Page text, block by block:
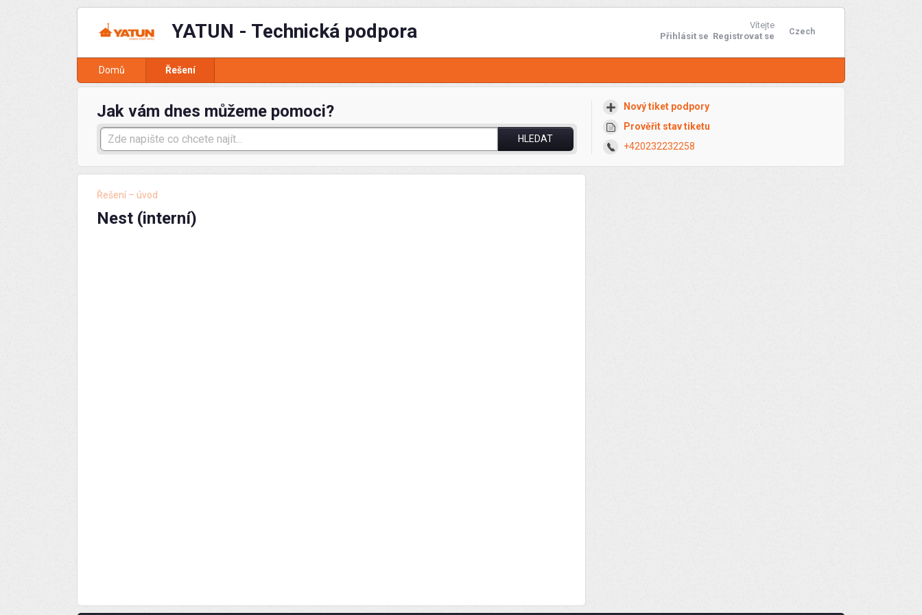
YATUN - Technická podpora Czech
Vítejte
Přihlásit se Registrovat se
Domů Řešení
Jak vám dnes můžeme pomoci?
HLEDAT
Nový tiket podpory
Prověřit stav tiketu
+420232232258
Řešení – úvod
Nest (interní)